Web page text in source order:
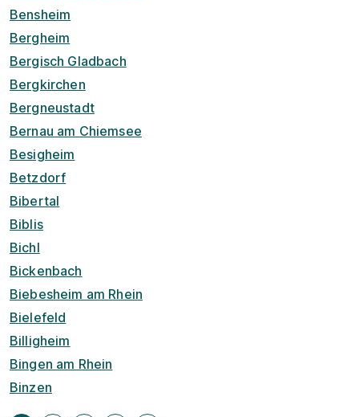
Bensheim
Bergheim
Bergisch Gladbach
Bergkirchen
Bergneustadt
Bernau am Chiemsee
Besigheim
Betzdorf
Bibertal
Biblis
Bichl
Bickenbach
Biebesheim am Rhein
Bielefeld
Billigheim
Bingen am Rhein
Binzen